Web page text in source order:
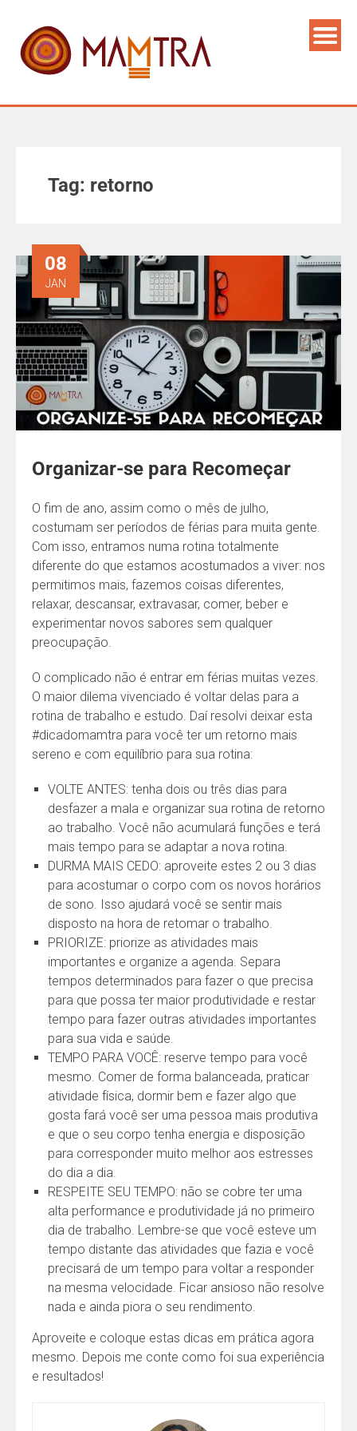
Tag: retorno
Organizar-se para Recomeçar
08
JAN
O fim de ano, assim como o mês de julho,
costumam ser períodos de férias para muita gente.
Com isso, entramos numa rotina totalmente
diferente do que estamos acostumados a viver: nos
permitimos mais, fazemos coisas diferentes,
relaxar, descansar, extravasar, comer, beber e
experimentar novos sabores sem qualquer
preocupação.
O complicado não é entrar em férias muitas vezes.
O maior dilema vivenciado é voltar delas para a
rotina de trabalho e estudo. Daí resolvi deixar esta
#dicadomamtra para você ter um retorno mais
sereno e com equilíbrio para sua rotina:
VOLTE ANTES: tenha dois ou três dias para
desfazer a mala e organizar sua rotina de retorno
ao trabalho. Você não acumulará funções e terá
mais tempo para se adaptar a nova rotina.
DURMA MAIS CEDO: aproveite estes 2 ou 3 dias
para acostumar o corpo com os novos horários
de sono. Isso ajudará você se sentir mais
disposto na hora de retomar o trabalho.
PRIORIZE: priorize as atividades mais
importantes e organize a agenda. Separa
tempos determinados para fazer o que precisa
para que possa ter maior produtividade e restar
tempo para fazer outras atividades importantes
para sua vida e saúde.
TEMPO PARA VOCÊ: reserve tempo para você
mesmo. Comer de forma balanceada, praticar
atividade física, dormir bem e fazer algo que
gosta fará você ser uma pessoa mais produtiva
e que o seu corpo tenha energia e disposição
para corresponder muito melhor aos estresses
do dia a dia.
RESPEITE SEU TEMPO: não se cobre ter uma
alta performance e produtividade já no primeiro
dia de trabalho. Lembre-se que você esteve um
tempo distante das atividades que fazia e você
precisará de um tempo para voltar a responder
na mesma velocidade. Ficar ansioso não resolve
nada e ainda piora o seu rendimento.
Aproveite e coloque estas dicas em prática agora
mesmo. Depois me conte como foi sua experiência
e resultados!